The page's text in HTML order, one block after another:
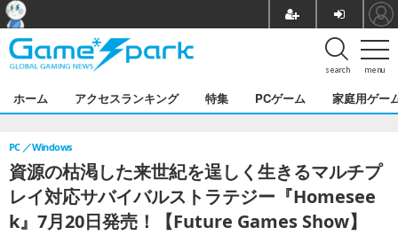
menu
search
ホーム アクセスランキング 特集 PCゲーム 家庭用ゲー
資源の枯渇した来世紀を逞しく生きるマルチプ
レイ対応サバイバルストラテジー『Homesee
k』7月20日発売！【Future Games Show】
PC Windows